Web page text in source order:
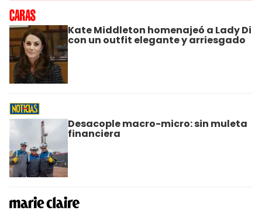
Kate Middleton homenajeó a Lady Di
con un outfit elegante y arriesgado
Desacople macro-micro: sin muleta
financiera